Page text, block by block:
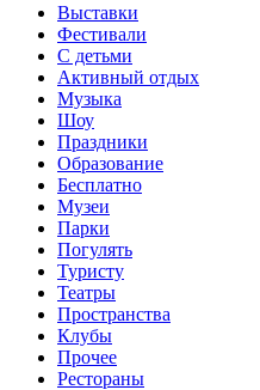
Выставки
Фестивали
С детьми
Активный отдых
Музыка
Шоу
Праздники
Образование
Бесплатно
Музеи
Парки
Погулять
Туристу
Театры
Пространства
Клубы
Прочее
Рестораны